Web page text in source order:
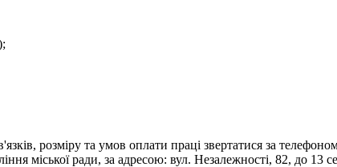
розміру та умов оплати праці звертатися за
міської ради, за адресою: вул. Незалежності, 82, до 13